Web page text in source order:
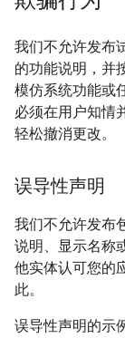
我们不允许发布
的功能说明，并
模仿系统功能或
必须在用户知情
轻松撤消更改。
误导性声明
我们不允许发布
说明、显示名称
他实体认可您的
此。
误导性声明的示